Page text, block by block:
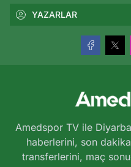
YAZARLAR
Amedspor TV ile
haberlerini, son
transferlerini, maç